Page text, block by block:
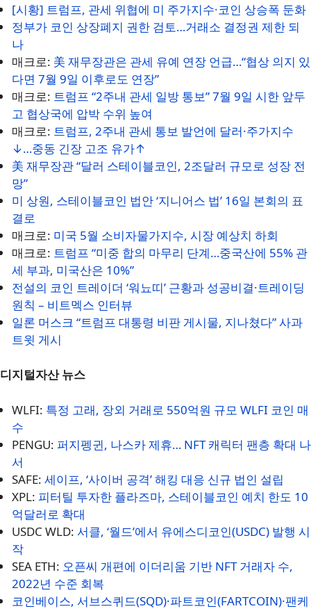
[시황] 트럼프, 관세 위협에 미 주가지수·코인 상승폭 둔화
정부가 코인 상장폐지 권한 검토…거래소 결정권 제한 되
나
매크로: 美 재무장관은 관세 유예 연장 언급…“협상 의지 있
다면 7월 9일 이후로도 연장”
매크로: 트럼프 “2주내 관세 일방 통보” 7월 9일 시한 앞두
고 협상국에 압박 수위 높여
매크로: 트럼프, 2주내 관세 통보 발언에 달러·주가지수
↓…중동 긴장 고조 유가↑
美 재무장관 “달러 스테이블코인, 2조달러 규모로 성장 전
망”
미 상원, 스테이블코인 법안 ‘지니어스 법’ 16일 본회의 표
결로
매크로: 미국 5월 소비자물가지수, 시장 예상치 하회
매크로: 트럼프 “미중 합의 마무리 단계…중국산에 55% 관
세 부과, 미국산은 10%”
전설의 코인 트레이더 ‘워뇨띠’ 근황과 성공비결·트레이딩
원칙 – 비트멕스 인터뷰
일론 머스크 “트럼프 대통령 비판 게시물, 지나쳤다” 사과
트윗 게시
디지털자산 뉴스
WLFI: 특정 고래, 장외 거래로 550억원 규모 WLFI 코인 매
수
PENGU: 퍼지펭귄, 나스카 제휴… NFT 캐릭터 팬층 확대 나
서
SAFE: 세이프, ‘사이버 공격’ 해킹 대응 신규 법인 설립
XPL: 피터틸 투자한 플라즈마, 스테이블코인 예치 한도 10
억달러로 확대
USDC WLD: 서클, ‘월드’에서 유에스디코인(USDC) 발행 시
작
SEA ETH: 오픈씨 개편에 이더리움 기반 NFT 거래자 수,
2022년 수준 회복
코인베이스, 서브스퀴드(SQD)·파트코인(FARTCOIN)·팬케